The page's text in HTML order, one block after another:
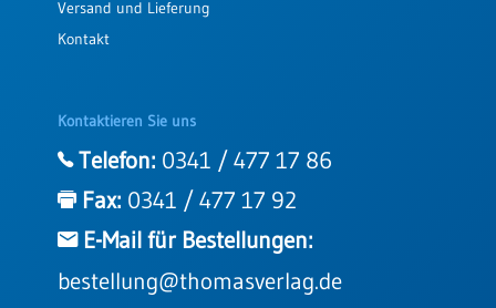
Versand und Lieferung
Kontakt
Kontaktieren Sie uns
Telefon: 0341 / 477 17 86
Fax: 0341 / 477 17 92
E-Mail für Bestellungen:
bestellung@thomasverlag.de